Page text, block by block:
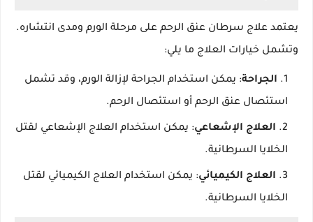
يعتمد علاج سرطان عنق الرحم على مرحلة الورم ومدى انتشاره.
وتشمل خيارات العلاج ما يلي:
الجراحة: يمكن استخدام الجراحة لإزالة الورم، وقد تشمل
استئصال عنق الرحم أو استئصال الرحم.
العلاج الإشعاعي: يمكن استخدام العلاج الإشعاعي لقتل
الخلايا السرطانية.
العلاج الكيميائي: يمكن استخدام العلاج الكيميائي لقتل
الخلايا السرطانية.